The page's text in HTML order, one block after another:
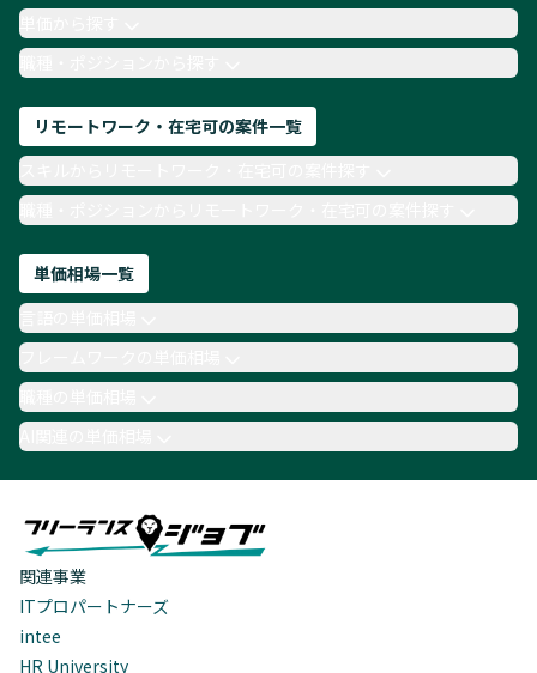
月収100万円 業務委託
COBOL
Ruby
TypeScript
Laravel AWS
単価から探す
職種・ポジションから探す
リモートワーク・在宅可の案件一覧
職種・ポジションからリモートワーク・在宅可の案件探す
単価相場一覧
職種の単価相場
AI関連の単価相場
関連事業
ITプロパートナーズ
intee
HR University